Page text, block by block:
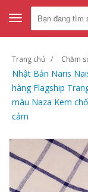
Toggle
navigation
Trang chủ Chăm
Nhật Bản Naris
hàng Flagship
màu Naza Kem
cảm